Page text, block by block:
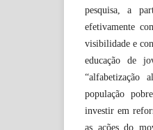
pesquisa, a
efetivamente
visibilidade e
educação de
“alfabetização
população
investir em
as ações do